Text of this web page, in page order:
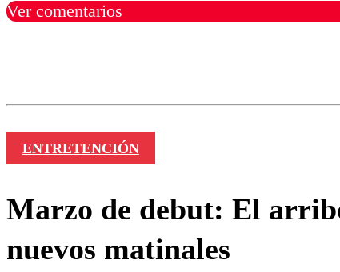
Ver comentarios
ENTRETENCIÓN
Marzo de debut: El
nuevos matinales